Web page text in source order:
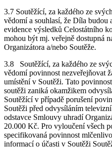
3.7 Soutěžící, za každého ze
vědomí a souhlasí, že Díla
evidence výsledků Celostátního
mohou být mj. veřejně dostupná
Organizátora a/nebo Soutěže.
3.8 Soutěžící, za každého ze
vědomí povinnost nezveřejňovat
umístění v Soutěži. Tato
soutěži zaniká okamžikem
Soutěžící v případě porušení
Soutěži před odvysíláním
odstavce Smlouvy uhradí
20.000 Kč. Pro vyloučení všech
specifikovaná povinnost
informací o účasti v Soutěži